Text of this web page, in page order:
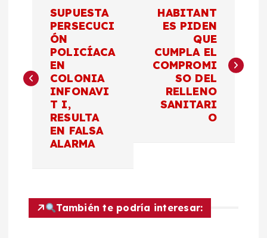
e
SUPUESTA
PERSECUCI
ÓN
POLICÍACA
EN
COLONIA
INFONAVI
T I,
RESULTA
EN FALSA
ALARMA
HABITANT
ES PIDEN
QUE
CUMPLA EL
COMPROMI
SO DEL
RELLENO
SANITARI
O
También te podría interesar: